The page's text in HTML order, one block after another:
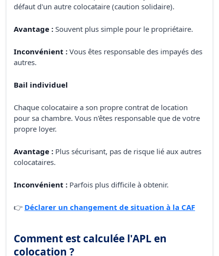
défaut d'un autre colocataire (caution solidaire).
Avantage : Souvent plus simple pour le propriétaire.
Inconvénient : Vous êtes responsable des impayés des
autres.
Bail individuel
Chaque colocataire a son propre contrat de location
pour sa chambre. Vous n'êtes responsable que de votre
propre loyer.
Avantage : Plus sécurisant, pas de risque lié aux autres
colocataires.
Inconvénient : Parfois plus difficile à obtenir.
👉 Déclarer un changement de situation à la CAF
Comment est calculée l'APL en
colocation ?